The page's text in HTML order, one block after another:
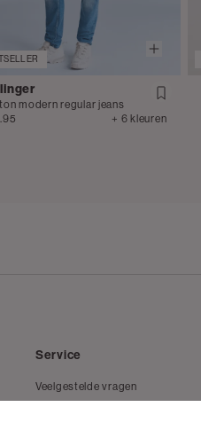
modern regular jeans
+ 6 kleuren
Service
Veelgestelde vragen